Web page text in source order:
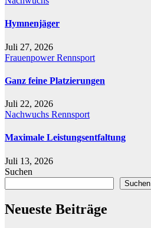
Hymnenjäger
Juli 27, 2026
FrauenpowerRennsport
Ganz feine Platzierungen
Juli 22, 2026
Nachwuchs Rennsport
Maximale Leistungsentfaltung
Juli 13, 2026
Suchen
Suchen
Neueste Beiträge